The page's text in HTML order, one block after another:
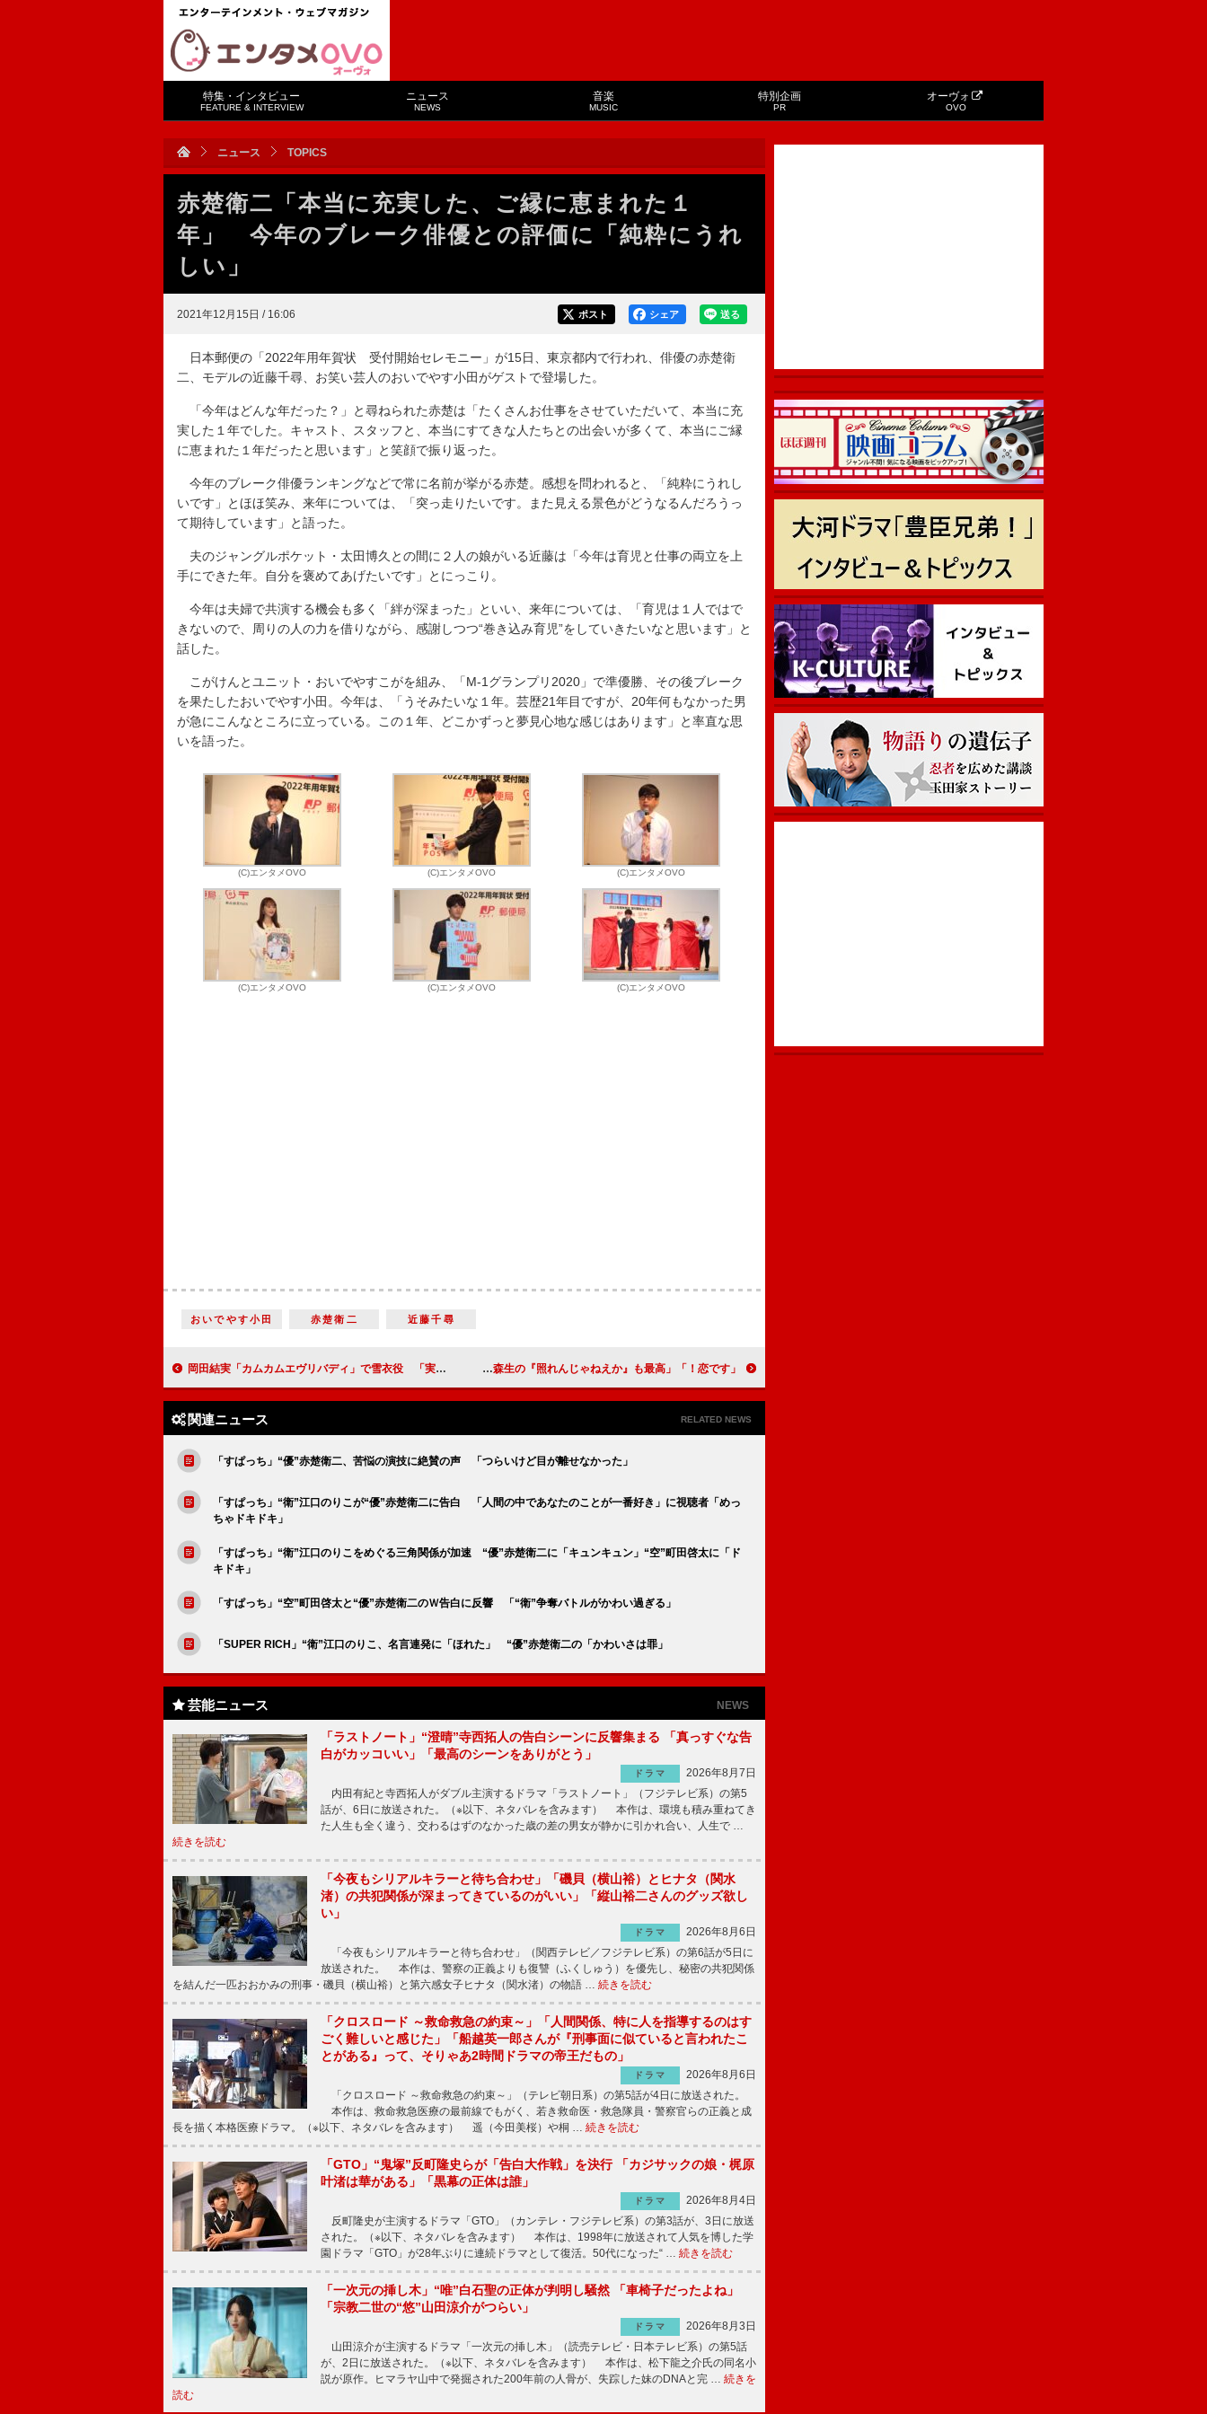
特集・インタビュー
FEATURE & INTERVIEW
ニュース
NEWS
音楽
MUSIC
特別企画
PR
オーヴォ
OVO
ニュース TOPICS
赤楚衛二「本当に充実した、ご縁に恵まれた１
年」 今年のブレーク俳優との評価に「純粋にうれ
しい」
2021年12月15日 / 16:06 送る
シェア
ポスト
日本郵便の「2022年用年賀状 受付開始セレモニー」が15日、東京都内で行われ、俳優の赤楚衛
二、モデルの近藤千尋、お笑い芸人のおいでやす小田がゲストで登場した。
「今年はどんな年だった？」と尋ねられた赤楚は「たくさんお仕事をさせていただいて、本当に充
実した１年でした。キャスト、スタッフと、本当にすてきな人たちとの出会いが多くて、本当にご縁
に恵まれた１年だったと思います」と笑顔で振り返った。
今年のブレーク俳優ランキングなどで常に名前が挙がる赤楚。感想を問われると、「純粋にうれし
いです」とほほ笑み、来年については、「突っ走りたいです。また見える景色がどうなるんだろうっ
て期待しています」と語った。
夫のジャングルポケット・太田博久との間に２人の娘がいる近藤は「今年は育児と仕事の両立を上
手にできた年。自分を褒めてあげたいです」とにっこり。
今年は夫婦で共演する機会も多く「絆が深まった」といい、来年については、「育児は１人ではで
きないので、周りの人の力を借りながら、感謝しつつ“巻き込み育児”をしていきたいなと思います」と
話した。
こがけんとユニット・おいでやすこがを組み、「M-1グランプリ2020」で準優勝、その後ブレーク
を果たしたおいでやす小田。今年は、「うそみたいな１年。芸歴21年目ですが、20年何もなかった男
が急にこんなところに立っている。この１年、どこかずっと夢見心地な感じはあります」と率直な思
いを語った。
(C)エンタメOVO (C)エンタメOVO (C)エンタメOVO
(C)エンタメOVO (C)エンタメOVO (C)エンタメOVO
おいでやす小田 赤楚衛二 近藤千尋
岡田結実「カムカムエヴリバディ」で雪衣役 「実は私、この作品のヒロインのオーディションを受けたんです」 「恋です！」最終回“ユキコ”杉咲花と“森生”杉野遥亮が再会 「力強いメッセージをもらった」「森生の『照れんじゃねえか』も最高」
関連ニュース RELATED NEWS
「すぱっち」“優”赤楚衛二、苦悩の演技に絶賛の声 「つらいけど目が離せなかった」
「すぱっち」“衛”江口のりこが“優”赤楚衛二に告白 「人間の中であなたのことが一番好き」に視聴者「めっ
ちゃドキドキ」
「すぱっち」“衛”江口のりこをめぐる三角関係が加速 “優”赤楚衛二に「キュンキュン」“空”町田啓太に「ド
キドキ」
「すぱっち」“空”町田啓太と“優”赤楚衛二のＷ告白に反響 「“衛”争奪バトルがかわい過ぎる」
「SUPER RICH」“衛”江口のりこ、名言連発に「ほれた」 “優”赤楚衛二の「かわいさは罪」
芸能ニュース NEWS
「ラストノート」“澄晴”寺西拓人の告白シーンに反響集まる 「真っすぐな告
白がカッコいい」「最高のシーンをありがとう」
ドラマ
2026年8月7日
内田有紀と寺西拓人がダブル主演するドラマ「ラストノート」（フジテレビ系）の第5
話が、6日に放送された。（※以下、ネタバレを含みます） 本作は、環境も積み重ねてき
た人生も全く違う、交わるはずのなかった歳の差の男女が静かに引かれ合い、人生で …
続きを読む
「今夜もシリアルキラーと待ち合わせ」「磯貝（横山裕）とヒナタ（関水
渚）の共犯関係が深まってきているのがいい」「縦山裕二さんのグッズ欲し
い」
ドラマ
2026年8月6日
「今夜もシリアルキラーと待ち合わせ」（関西テレビ／フジテレビ系）の第6話が5日に
放送された。 本作は、警察の正義よりも復讐（ふくしゅう）を優先し、秘密の共犯関係
を結んだ一匹おおかみの刑事・磯貝（横山裕）と第六感女子ヒナタ（関水渚）の物語 … 続きを読む
「クロスロード ～救命救急の約束～」「人間関係、特に人を指導するのはす
ごく難しいと感じた」「船越英一郎さんが『刑事面に似ていると言われたこ
とがある』って、そりゃあ2時間ドラマの帝王だもの」
ドラマ
2026年8月6日
「クロスロード ～救命救急の約束～」（テレビ朝日系）の第5話が4日に放送された。
本作は、救命救急医療の最前線でもがく、若き救命医・救急隊員・警察官らの正義と成
長を描く本格医療ドラマ。（※以下、ネタバレを含みます） 遥（今田美桜）や桐 … 続きを読む
「GTO」“鬼塚”反町隆史らが「告白大作戦」を決行 「カジサックの娘・梶原
叶渚は華がある」「黒幕の正体は誰」
ドラマ
2026年8月4日
反町隆史が主演するドラマ「GTO」（カンテレ・フジテレビ系）の第3話が、3日に放送
された。（※以下、ネタバレを含みます） 本作は、1998年に放送されて人気を博した学
園ドラマ「GTO」が28年ぶりに連続ドラマとして復活。50代になった“ … 続きを読む
「一次元の挿し木」“唯”白石聖の正体が判明し騒然 「車椅子だったよね」
「宗教二世の“悠”山田涼介がつらい」
ドラマ
2026年8月3日
山田涼介が主演するドラマ「一次元の挿し木」（読売テレビ・日本テレビ系）の第5話
が、2日に放送された。（※以下、ネタバレを含みます） 本作は、松下龍之介氏の同名小
説が原作。ヒマラヤ山中で発掘された200年前の人骨が、失踪した妹のDNAと完 … 続きを
読む